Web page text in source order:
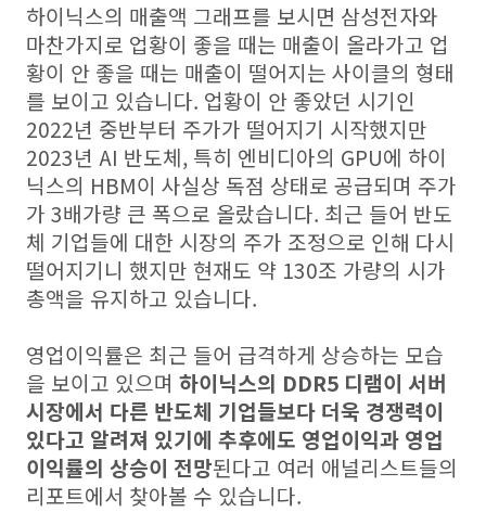
하이닉스의 매출액 그래프를 보시면 삼성전자와
마찬가지로 업황이 좋을 때는 매출이 올라가고 업
황이 안 좋을 때는 매출이 떨어지는 사이클의 형태
를 보이고 있습니다. 업황이 안 좋았던 시기인
2022년 중반부터 주가가 떨어지기 시작했지만
2023년 AI 반도체, 특히 엔비디아의 GPU에 하이
닉스의 HBM이 사실상 독점 상태로 공급되며 주가
가 3배가량 큰 폭으로 올랐습니다. 최근 들어 반도
체 기업들에 대한 시장의 주가 조정으로 인해 다시
떨어지기니 했지만 현재도 약 130조 가량의 시가
총액을 유지하고 있습니다.
영업이익률은 최근 들어 급격하게 상승하는 모습
을 보이고 있으며 하이닉스의 DDR5 디램이 서버
시장에서 다른 반도체 기업들보다 더욱 경쟁력이
있다고 알려져 있기에 추후에도 영업이익과 영업
이익률의 상승이 전망된다고 여러 애널리스트들의
리포트에서 찾아볼 수 있습니다.